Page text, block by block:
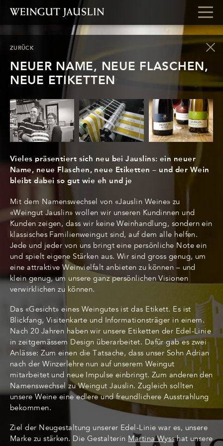
ZURÜCK
NEUER NAME, NEUE FLASCHEN,
NEUE ETIKETTEN
Vieles präsentiert sich neu bei Jauslins: ein neuer
Name, neue Flaschen, neue Etiketten – und der Wein
bleibt dabei so gut wie eh und je
Mit dem Namenswechsel von «Jauslin Weine» zu
«Weingut Jauslin» wollen wir unseren Kundinnen und
Kunden zeigen, dass wir keine Weinhandlung, sondern ein
klassisches Familienweingut sind, auf dem alle helfen.
Jede und jeder von uns bringt eine persönliche Note ein
und spielt eigene Stärken aus. Wir sind gross genug, um
eine attraktive Weinvielfalt anbieten zu können – und
klein genug, um unsere ganz persönlichen Visionen
verwirklichen zu können.
Das «Gesicht» eines Weingutes ist das Etikett. Es ist
Blickfang, Visitenkarte und Informationsträger in einem.
Nach 20 Jahren haben wir unsere Etiketten der Edel-Linie
in zeitgemässem Design überarbeitet. Dafür gab es zwei
Anlässe: Zum einen die Tatsache, dass unser Sohn Adrian
nach der Winzerlehre nun auf unserem Weingut
mitarbeitet und neue Impulse einbringt. Zum anderen den
Namenswechsel zu Weingut Jauslin. Zugleich sollten
unsere Weine eine edlere und freundlichere Ausstrahlung
bekommen.
Ziel der Neugestaltung unserer Edel-Linie war es, unsere
Marke zu stärken. Die Gestalterin Martina Wysshat unsere